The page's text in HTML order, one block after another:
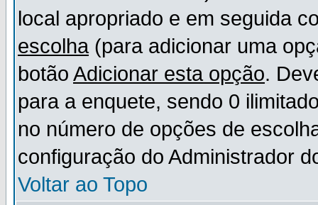
local apropriado e em seguida
escolha (para adicionar uma
botão Adicionar esta opção.
para a enquete, sendo 0
no número de opções de
configuração do Administrador
Voltar ao Topo